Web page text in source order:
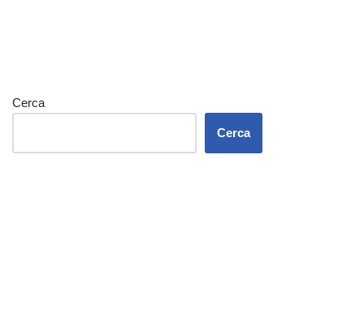
Cerca
Cerca